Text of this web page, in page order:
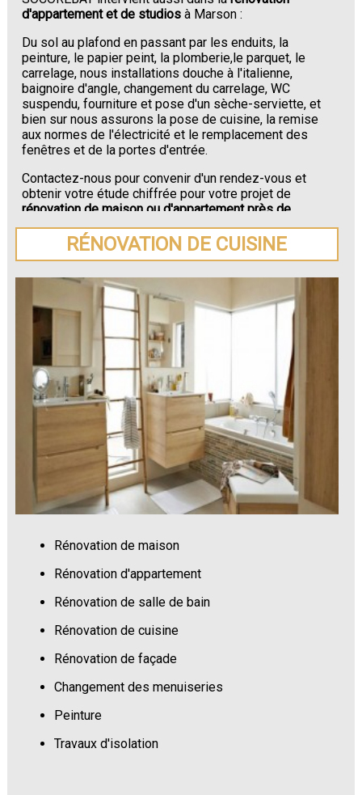
d'appartement et de studios à Marson :
Du sol au plafond en passant par les enduits, la
peinture, le papier peint, la plomberie,le parquet, le
carrelage, nous installations douche à l'italienne,
baignoire d'angle, changement du carrelage, WC
suspendu, fourniture et pose d'un sèche-serviette, et
bien sur nous assurons la pose de cuisine, la remise
aux normes de l'électricité et le remplacement des
fenêtres et de la portes d'entrée.
Contactez-nous pour convenir d'un rendez-vous et
obtenir votre étude chiffrée pour votre projet de
rénovation de maison ou d'appartement près de
Marson.
RÉNOVATION DE CUISINE
Rénovation de maison
Rénovation d'appartement
Rénovation de salle de bain
Rénovation de cuisine
Rénovation de façade
Changement des menuiseries
Peinture
Travaux d'isolation